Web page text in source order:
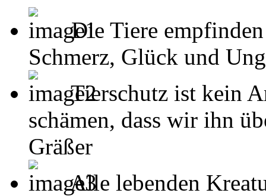
Die Tiere
Schmerz, Glück und
Tierschutz ist kein
schämen, dass wir ihn
Gräßer
Alle lebenden